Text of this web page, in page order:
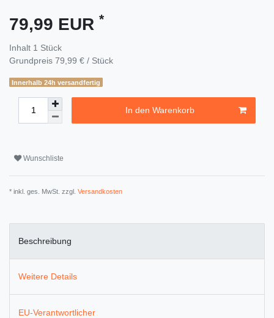
79,99 EUR *
Inhalt 1 Stück
Grundpreis 79,99 € / Stück
Innerhalb 24h versandfertig
In den Warenkorb
Wunschliste
* inkl. ges. MwSt. zzgl. Versandkosten
Beschreibung
Weitere Details
EU-Verantwortlicher